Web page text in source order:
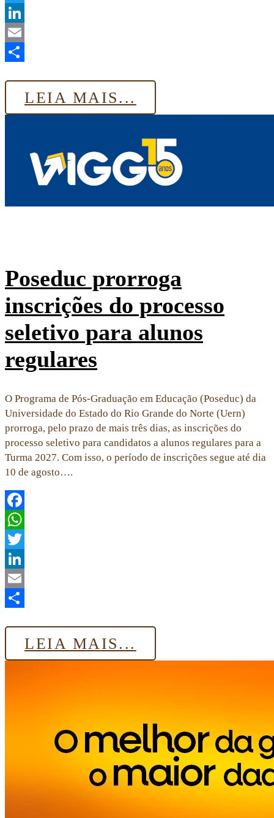
Twitter
LinkedIn
Email
LEIA MAIS...
Poseduc prorroga
inscrições do processo
seletivo para alunos
regulares
O Programa de Pós-Graduação em Educação (Poseduc) da
Universidade do Estado do Rio Grande do Norte (Uern)
prorroga, pelo prazo de mais três dias, as inscrições do
processo seletivo para candidatos a alunos regulares para a
Turma 2027. Com isso, o período de inscrições segue até dia
10 de agosto….
Facebook
WhatsApp
Twitter
LinkedIn
Email
LEIA MAIS...